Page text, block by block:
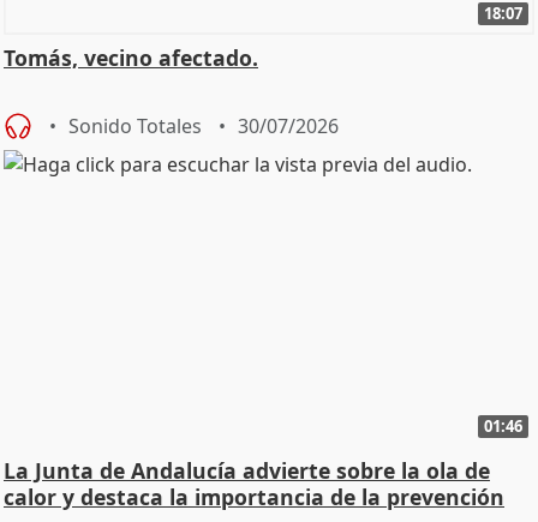
18:07
Tomás, vecino afectado.
Sonido Totales 30/07/2026
01:46
La Junta de Andalucía advierte sobre la ola de
calor y destaca la importancia de la prevención